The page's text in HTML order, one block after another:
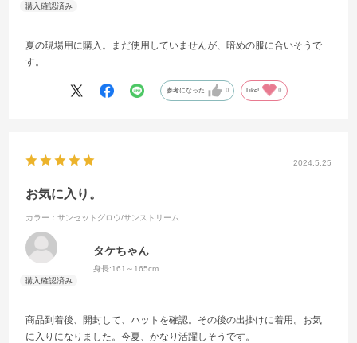
夏の現場用に購入。まだ使用していませんが、暗めの服に合いそうで
す。
参考になった 0 Like! 0
2024.5.25
お気に入り。
カラー：サンセットグロウ/サンストリーム
タケちゃん
身長:161～165cm
商品到着後、開封して、ハットを確認。その後の出掛けに着用。お気
に入りになりました。今夏、かなり活躍しそうです。